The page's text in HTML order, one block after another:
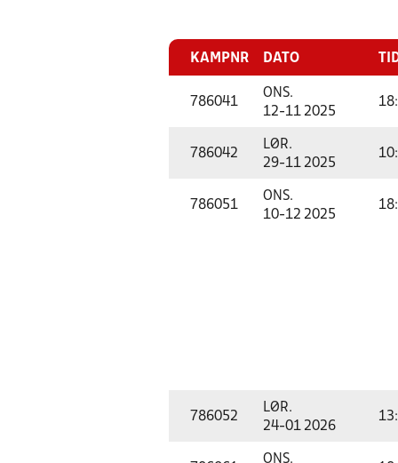
KAMPNR DATO
786041
ONS.
12-11 2025
786042
LØR.
29-11 2025
786051
ONS.
10-12 2025
786052
LØR.
24-01 2026
ONS.